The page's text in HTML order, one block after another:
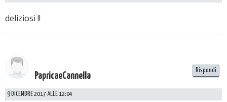
deliziosi !!
PapricaeCannella
9 DICEMBRE 2017 ALLE 12:04
Rispondi